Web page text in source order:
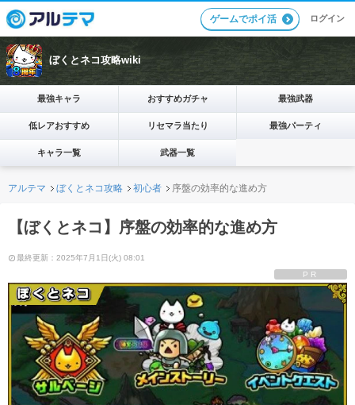
ゲームでポイ活 ログイン
ぼくとネコ攻略wiki
最強キャラ おすすめガチャ 最強武器
低レアおすすめ リセマラ当たり 最強パーティ
キャラ一覧 武器一覧
アルテマ ぼくとネコ攻略 初心者 序盤の効率的な進め方
【ぼくとネコ】序盤の効率的な進め方
最終更新：2025年7月1日(火) 08:01
PR